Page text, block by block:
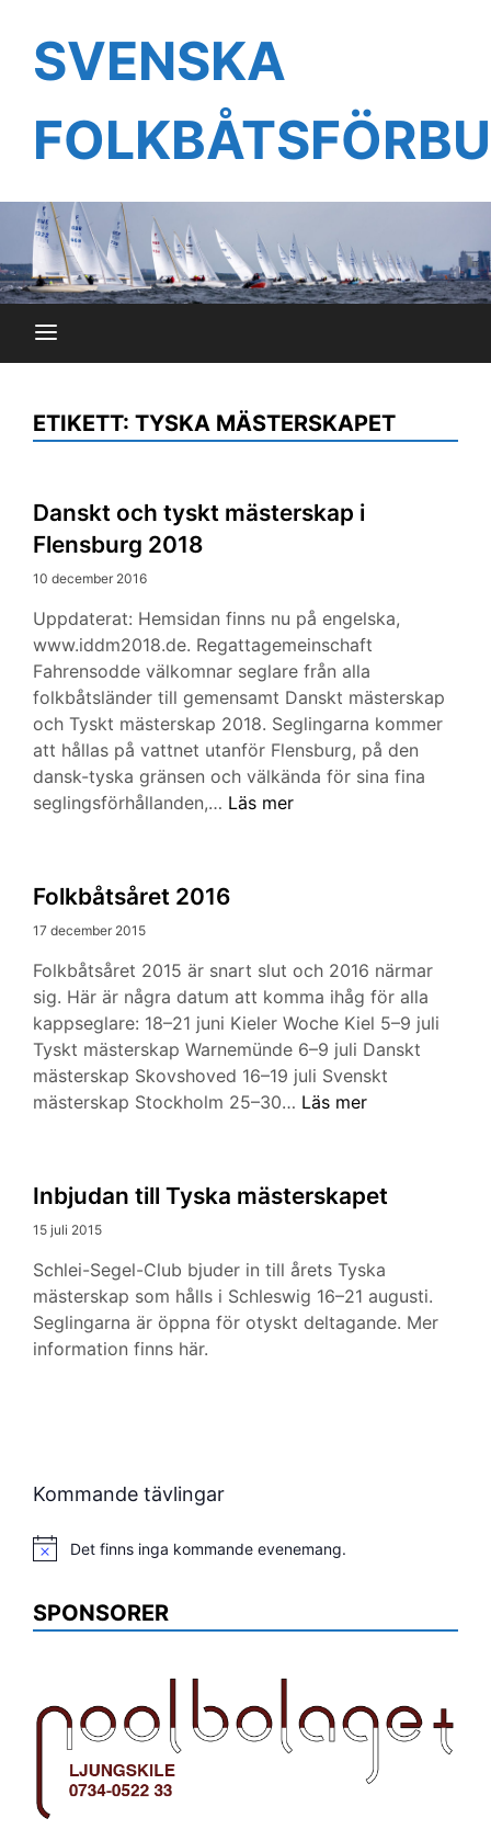
innehållSVENSKA
ETIKETT: TYSKA MÄSTERSKAPET
Danskt och tyskt mästerskap i
Flensburg 2018
10 december 2016
Uppdaterat: Hemsidan finns nu på engelska,
www.iddm2018.de. Regattagemeinschaft
Fahrensodde välkomnar seglare från alla
folkbåtsländer till gemensamt Danskt mästerskap
och Tyskt mästerskap 2018. Seglingarna kommer
att hållas på vattnet utanför Flensburg, på den
dansk-tyska gränsen och välkända för sina fina
seglingsförhållanden,… Danskt
i
2018
Läs mer
Folkbåtsåret 2016
17 december 2015
Folkbåtsåret 2015 är snart slut och 2016 närmar
sig. Här är några datum att komma ihåg för alla
kappseglare: 18–21 juni Kieler Woche Kiel 5–9 juli
Tyskt mästerskap Warnemünde 6–9 juli Danskt
mästerskap Skovshoved 16–19 juli Svenskt
mästerskap Stockholm 25–30… Folkbåtsåret
Läs mer
Inbjudan till Tyska mästerskapet
15 juli 2015
Schlei-Segel-Club bjuder in till årets Tyska
mästerskap som hålls i Schleswig 16–21 augusti.
Seglingarna är öppna för otyskt deltagande. Mer
information finns här.
Kommande tävlingar
Notis Det finns inga kommande evenemang.
SPONSORER